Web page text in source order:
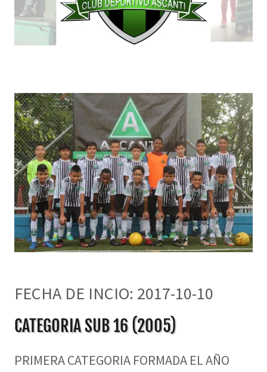
FECHA DE INCIO: 2017-10-10
CATEGORIA SUB 16 (2005)
PRIMERA CATEGORIA FORMADA EL AÑO